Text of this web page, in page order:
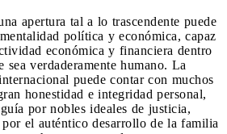
apertura tal a lo trascendente puede
política y económica, capaz
económica y financiera dentro
sea verdaderamente humano. La
puede contar con muchos
honestidad e integridad personal,
por nobles ideales de justicia,
el auténtico desarrollo de la familia